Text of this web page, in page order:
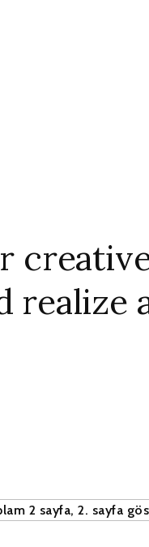
realize
2 sayfa, 2. sayfa